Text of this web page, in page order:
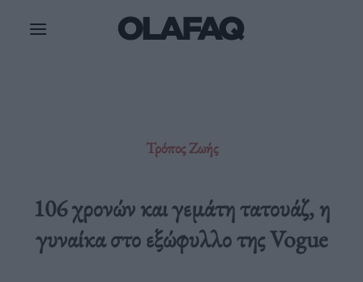
Τρόπος Ζωής
106 χρονών και γεμάτη τατουάζ, η
γυναίκα στο εξώφυλλο της Vogue